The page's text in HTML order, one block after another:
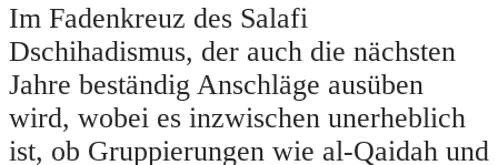
Im Fadenkreuz des Salafi
Dschihadismus, der auch die nächsten
Jahre beständig Anschläge ausüben
wird, wobei es inzwischen unerheblich
ist, ob Gruppierungen wie al-Qaidah und